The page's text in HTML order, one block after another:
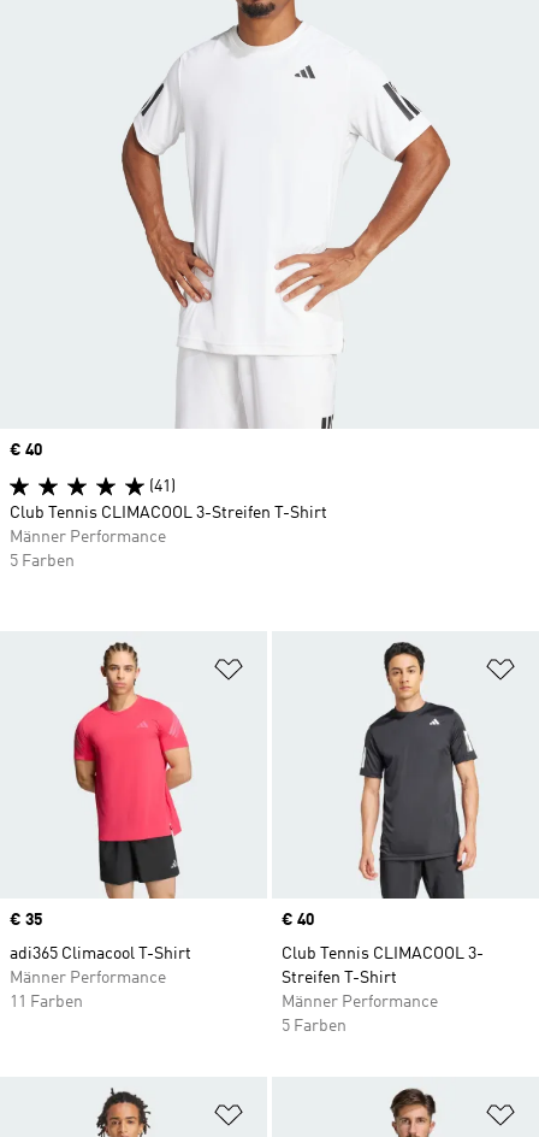
Zur Wunschliste hinzufügen
Price
€ 35
adi365 Climacool T-Shirt
Männer Performance
11 Farben
Price
€ 40
Club Tennis CLIMACOOL 3-
Streifen T-Shirt
Männer Performance
5 Farben
Zur Wunschliste hinzufügen
Price
€ 40
(41)
Club Tennis CLIMACOOL 3-Streifen T-Shirt
Männer Performance
5 Farben